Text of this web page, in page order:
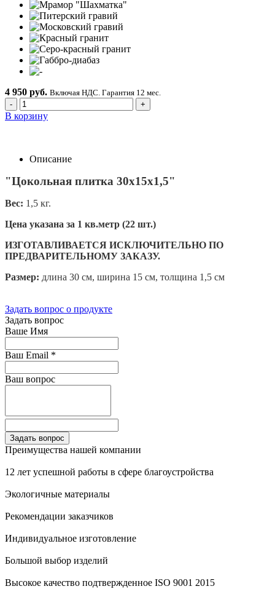
4 950 руб. Включая НДС. Гарантия 12 мес.
-
+
В корзину
Описание
"Цокольная плитка 30х15х1,5"
Вес: 1,5 кг.
Цена указана за 1 кв.метр (22 шт.)
ИЗГОТАВЛИВАЕТСЯ ИСКЛЮЧИТЕЛЬНО ПО
ПРЕДВАРИТЕЛЬНОМУ ЗАКАЗУ.
Размер: длина 30 см, ширина 15 см, толщина 1,5 см
Задать вопрос о продукте
Задать вопрос
Ваше Имя
Ваш Email *
Ваш вопрос
Преимущества нашей компании
12 лет успешной работы в сфере благоустройства
Экологичные материалы
Рекомендации заказчиков
Индивидуальное изготовление
Большой выбор изделий
Высокое качество подтвержденное ISO 9001 2015